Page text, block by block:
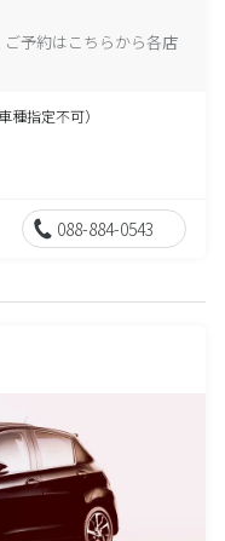
予約はこちらから各店
指定不可）
088-884-0543